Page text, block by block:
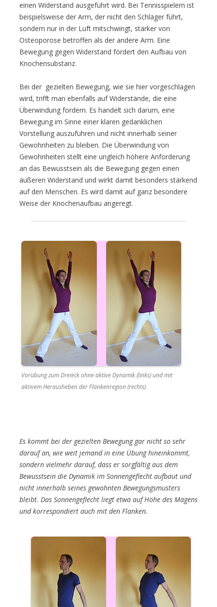
einen Widerstand ausgeführt wird. Bei Tennisspielern ist
beispielsweise der Arm, der nicht den Schläger führt,
sondern nur in der Luft mitschwingt, stärker von
Osteoporose betroffen als der andere Arm. Eine
Bewegung gegen Widerstand fördert den Aufbau von
Knochensubstanz.
Bei der gezielten Bewegung, wie sie hier vorgeschlagen
wird, trifft man ebenfalls auf Widerstände, die eine
Überwindung fordern. Es handelt sich darum, eine
Bewegung im Sinne einer klaren gedanklichen
Vorstellung auszuführen und nicht innerhalb seiner
Gewohnheiten zu bleiben. Die Überwindung von
Gewohnheiten stellt eine ungleich höhere Anforderung
an das Bewusstsein als die Bewegung gegen einen
äußeren Widerstand und wirkt damit besonders stärkend
auf den Menschen. Es wird damit auf ganz besondere
Weise der Knochenaufbau angeregt.
Vorübung zum Dreieck ohne aktive Dynamik (links) und mit
aktivem Herausheben der Flankenregion (rechts)
Es kommt bei der gezielten Bewegung gar nicht so sehr
darauf an, wie weit jemand in eine Übung hineinkommt,
sondern vielmehr darauf, dass er sorgfältig aus dem
Bewusstsein die Dynamik im Sonnengeflecht aufbaut und
nicht innerhalb seines gewohnten Bewegungsmusters
bleibt. Das Sonnengeflecht liegt etwa auf Höhe des Magens
und korrespondiert auch mit den Flanken.